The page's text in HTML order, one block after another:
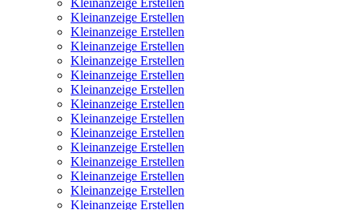
Kleinanzeige Erstellen
Kleinanzeige Erstellen
Kleinanzeige Erstellen
Kleinanzeige Erstellen
Kleinanzeige Erstellen
Kleinanzeige Erstellen
Kleinanzeige Erstellen
Kleinanzeige Erstellen
Kleinanzeige Erstellen
Kleinanzeige Erstellen
Kleinanzeige Erstellen
Kleinanzeige Erstellen
Kleinanzeige Erstellen
Kleinanzeige Erstellen